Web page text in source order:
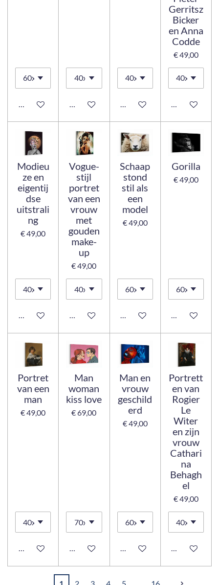
Bekijk details Bekijk details Bekijk details
Gerritsz
Bicker
en Anna
Codde
€ 49,00
Bekijk details
Modieu
ze en
eigentij
dse
uitstrali
ng
€ 49,00
Bekijk details
Vogue-
stijl
portret
van een
vrouw
met
gouden
make-
up
€ 49,00
Bekijk details
Schaap
stond
stil als
een
model
€ 49,00
Bekijk details
Gorilla
€ 49,00
Bekijk details
Portret
van een
man
€ 49,00
Bekijk details
Man
woman
kiss love
€ 69,00
Bekijk details
Man en
vrouw
geschild
erd
€ 49,00
Bekijk details
Portrett
en van
Rogier
Le
Witer
en zijn
vrouw
Cathari
na
Behagh
el
€ 49,00
Bekijk details
1 2 3 4 5 16